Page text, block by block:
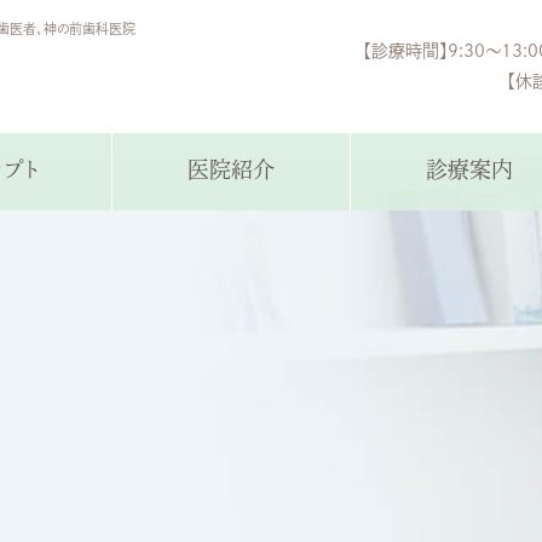
者、神の前歯科医院
【診療時間】9:30～
【休
ト 医院紹介 診療案内